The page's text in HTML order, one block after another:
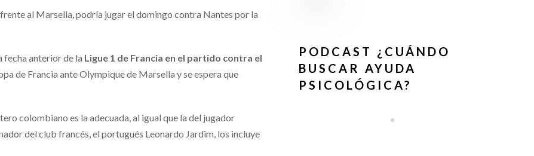
al Marsella, podría jugar el domingo contra Nantes por la
fecha anterior de la Ligue 1 de Francia en el partido contra el
de Francia ante Olympique de Marsella y se espera que
colombiano es la adecuada, al igual que la del jugador
del club francés, el portugués Leonardo Jardim, los incluye
PODCAST ¿CUÁNDO
BUSCAR AYUDA
PSICOLÓGICA?